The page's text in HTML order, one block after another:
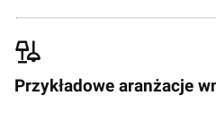
Przykładowe aranżacje